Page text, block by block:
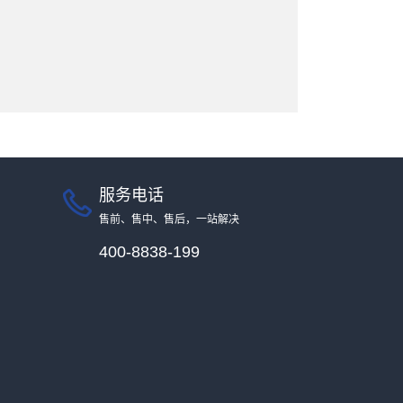
服务电话
售前、售中、售后，一站解决
400-8838-199